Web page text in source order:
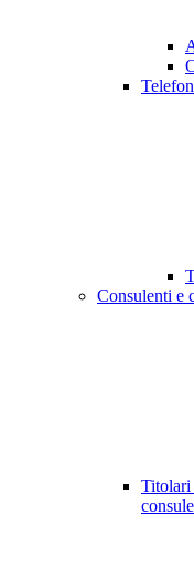
Consulenti e
Titolari